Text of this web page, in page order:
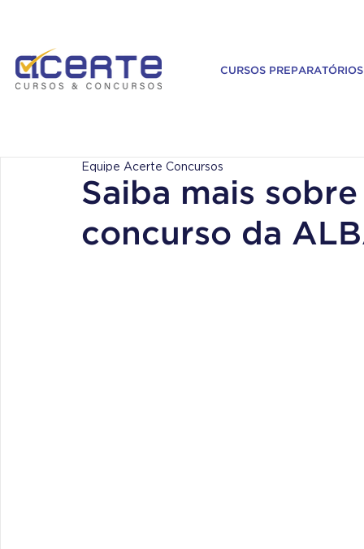
CURSOS PREPARATÓRIOS
Saiba mais
concurso da
Equipe Acerte Concursos